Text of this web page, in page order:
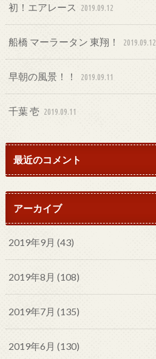
初！エアレース 2019.09.12
船橋 マーラータン 東翔！ 2019.09.12
早朝の風景！！ 2019.09.11
千葉 壱 2019.09.11
最近のコメント
アーカイブ
2019年9月 (43)
2019年8月 (108)
2019年7月 (135)
2019年6月 (130)